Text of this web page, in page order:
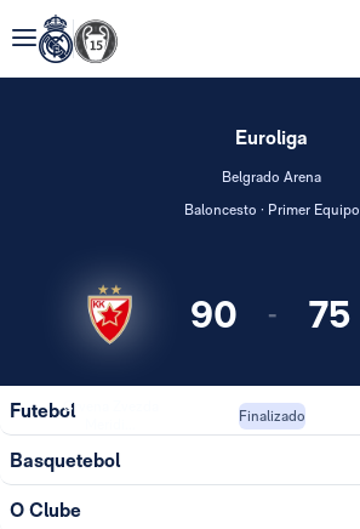
Euroliga
Belgrado Arena
Baloncesto · Primer Equipo
90 - 75
Crvena Zvezda
Finalizado
Futebol
Basquetebol
O Clube